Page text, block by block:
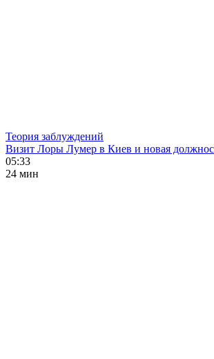
Теория заблуждений
Визит Лоры Лумер в Киев и новая
05:33
24 мин